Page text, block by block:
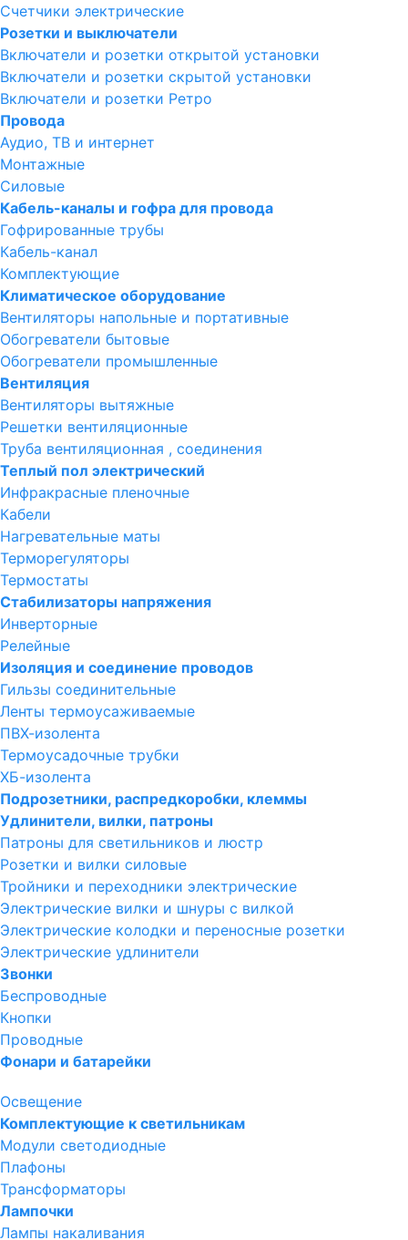
Счетчики электрические
Розетки и выключатели
Включатели и розетки открытой установки
Включатели и розетки скрытой установки
Включатели и розетки Ретро
Провода
Аудио, ТВ и интернет
Монтажные
Силовые
Кабель-каналы и гофра для провода
Гофрированные трубы
Кабель-канал
Комплектующие
Климатическое оборудование
Вентиляторы напольные и портативные
Обогреватели бытовые
Обогреватели промышленные
Вентиляция
Вентиляторы вытяжные
Решетки вентиляционные
Труба вентиляционная , соединения
Теплый пол электрический
Инфракрасные пленочные
Кабели
Нагревательные маты
Терморегуляторы
Термостаты
Стабилизаторы напряжения
Инверторные
Релейные
Изоляция и соединение проводов
Гильзы соединительные
Ленты термоусаживаемые
ПВХ-изолента
Термоусадочные трубки
ХБ-изолента
Подрозетники, распредкоробки, клеммы
Удлинители, вилки, патроны
Патроны для светильников и люстр
Розетки и вилки силовые
Тройники и переходники электрические
Электрические вилки и шнуры с вилкой
Электрические колодки и переносные розетки
Электрические удлинители
Звонки
Беспроводные
Кнопки
Проводные
Фонари и батарейки
Освещение
Комплектующие к светильникам
Модули светодиодные
Плафоны
Трансформаторы
Лампочки
Лампы накаливания